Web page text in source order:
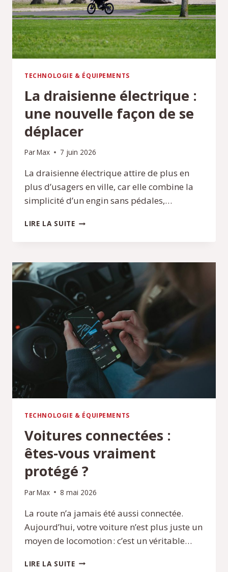
TECHNOLOGIE & ÉQUIPEMENTS
La draisienne électrique :
une nouvelle façon de se
déplacer
ParMax 7 juin 2026
La draisienne électrique attire de plus en
plus d’usagers en ville, car elle combine la
simplicité d’un engin sans pédales,…
LIRE LA SUITELA
UNE
NOUVELLE
FAÇON
DE
SE
DÉPLACER
TECHNOLOGIE & ÉQUIPEMENTS
Voitures connectées :
êtes-vous vraiment
protégé ?
ParMax 8 mai 2026
La route n’a jamais été aussi connectée.
Aujourd’hui, votre voiture n’est plus juste un
moyen de locomotion : c’est un véritable…
LIRE LA SUITEVOITURES